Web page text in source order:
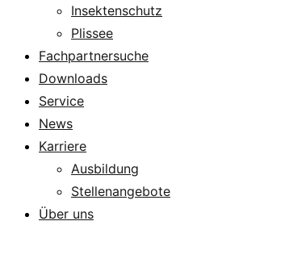
Insektenschutz
Plissee
Fachpartnersuche
Downloads
Service
News
Karriere
Ausbildung
Stellenangebote
Über uns